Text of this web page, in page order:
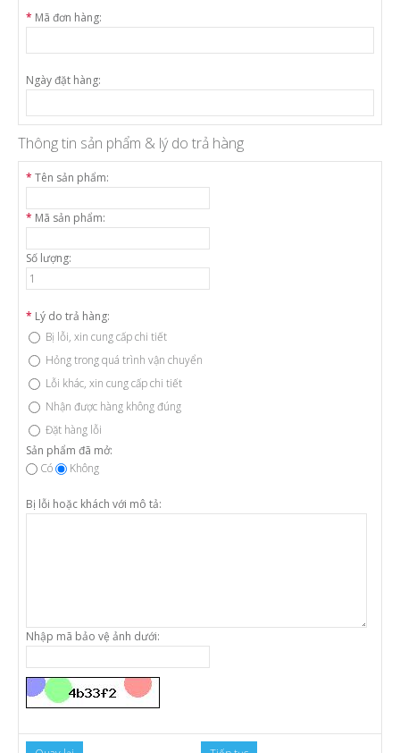
* Mã đơn hàng:
Ngày đặt hàng:
Thông tin sản phẩm & lý do trả hàng
* Tên sản phẩm:
* Mã sản phẩm:
Số lượng:
* Lý do trả hàng:
Bị lỗi, xin cung cấp chi tiết
Hỏng trong quá trình vận chuyển
Lỗi khác, xin cung cấp chi tiết
Nhận được hàng không đúng
Đặt hàng lỗi
Sản phẩm đã mở:
Có
Không
Bị lỗi hoặc khách với mô tả:
Nhập mã bảo vệ ảnh dưới: